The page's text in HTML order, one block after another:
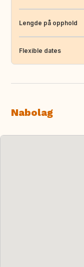
Lengde på opphold
Flexible dates
Nabolag